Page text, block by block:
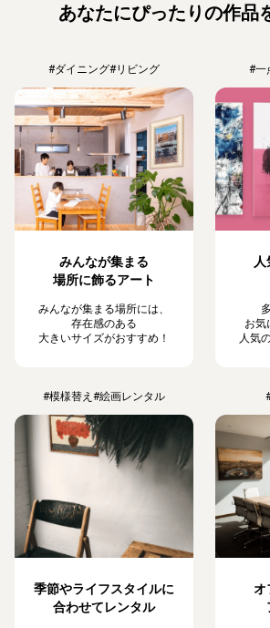
あなたにぴったりの作品
#ダイニング#リビング
みんなが集まる
場所に飾るアート
みんなが集まる場所には、
存在感のある
大きいサイズがおすすめ！
#一
お気
人気
#模様替え #絵画レンタル
季節やライフスタイルに
合わせてレンタル
オ